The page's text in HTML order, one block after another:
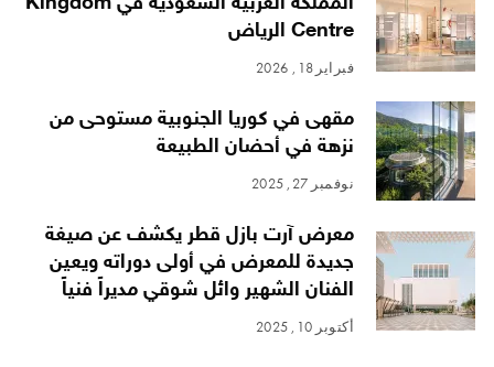
المملكة العربية السعودية في Kingdom
Centre الرياض
فبراير 18, 2026
مقهى في كوريا الجنوبية مستوحى من
نزهة في أحضان الطبيعة
نوفمبر 27, 2025
معرض آرت بازل قطر يكشف عن صيغة
جديدة للمعرض في أولى دوراته ويعين
الفنان الشهير وائل شوقي مديراً فنياً
أكتوبر 10, 2025